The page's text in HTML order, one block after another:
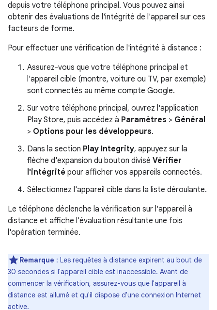
depuis votre téléphone principal. Vous pouvez ainsi
obtenir des évaluations de l'intégrité de l'appareil sur ces
facteurs de forme.
Pour effectuer une vérification de l'intégrité à distance :
Assurez-vous que votre téléphone principal et
l'appareil cible (montre, voiture ou TV, par exemple)
sont connectés au même compte Google.
Sur votre téléphone principal, ouvrez l'application
Play Store, puis accédez à Paramètres > Général
> Options pour les développeurs.
Dans la section Play Integrity, appuyez sur la
flèche d'expansion du bouton divisé Vérifier
l'intégrité pour afficher vos appareils connectés.
Sélectionnez l'appareil cible dans la liste déroulante.
Le téléphone déclenche la vérification sur l'appareil à
distance et affiche l'évaluation résultante une fois
l'opération terminée.
Remarque : Les requêtes à distance expirent au bout de
30 secondes si l'appareil cible est inaccessible. Avant de
commencer la vérification, assurez-vous que l'appareil à
distance est allumé et qu'il dispose d'une connexion Internet
active.